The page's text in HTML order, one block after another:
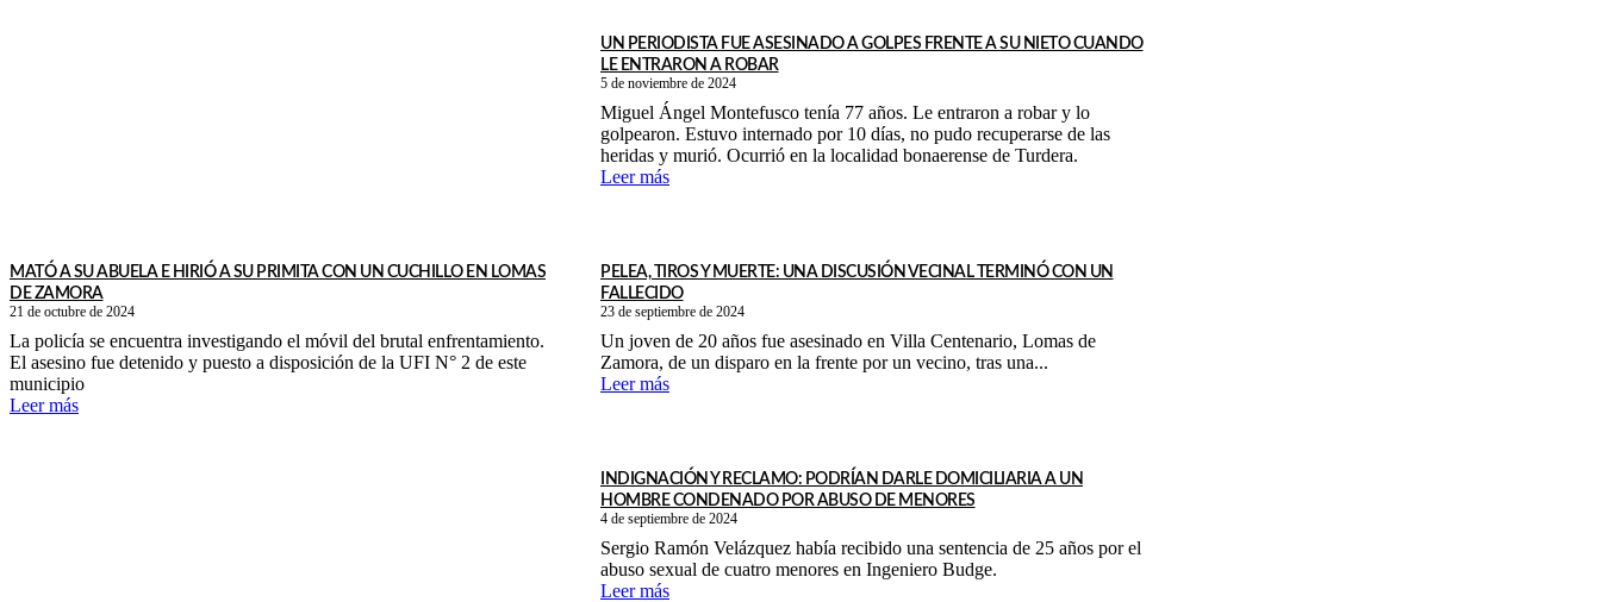
UN PERIODISTA FUE ASESINADO A GOLPES FRENTE A SU NIETO CUANDO
LE ENTRARON A ROBAR
5 de noviembre de 2024
Miguel Ángel Montefusco tenía 77 años. Le entraron a robar y lo
golpearon. Estuvo internado por 10 días, no pudo recuperarse de las
heridas y murió. Ocurrió en la localidad bonaerense de Turdera.
Leer más
MATÓ A SU ABUELA E HIRIÓ A SU PRIMITA CON UN CUCHILLO EN LOMAS
DE ZAMORA
21 de octubre de 2024
La policía se encuentra investigando el móvil del brutal enfrentamiento.
El asesino fue detenido y puesto a disposición de la UFI N° 2 de este
municipio
Leer más
PELEA, TIROS Y MUERTE: UNA DISCUSIÓN VECINAL TERMINÓ CON UN
FALLECIDO
23 de septiembre de 2024
Un joven de 20 años fue asesinado en Villa Centenario, Lomas de
Zamora, de un disparo en la frente por un vecino, tras una...
Leer más
INDIGNACIÓN Y RECLAMO: PODRÍAN DARLE DOMICILIARIA A UN
HOMBRE CONDENADO POR ABUSO DE MENORES
4 de septiembre de 2024
Sergio Ramón Velázquez había recibido una sentencia de 25 años por el
abuso sexual de cuatro menores en Ingeniero Budge.
Leer más